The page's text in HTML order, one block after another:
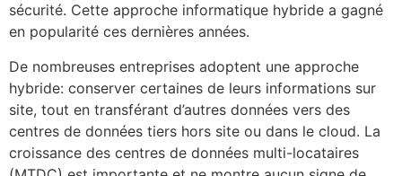
sécurité. Cette approche informatique hybride a gagné
en popularité ces dernières années.
De nombreuses entreprises adoptent une approche
hybride: conserver certaines de leurs informations sur
site, tout en transférant d’autres données vers des
centres de données tiers hors site ou dans le cloud. La
croissance des centres de données multi-locataires